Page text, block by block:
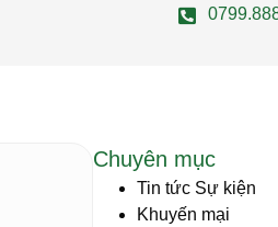
Chuyên mục
Tin tức Sự kiện
Khuyến mại